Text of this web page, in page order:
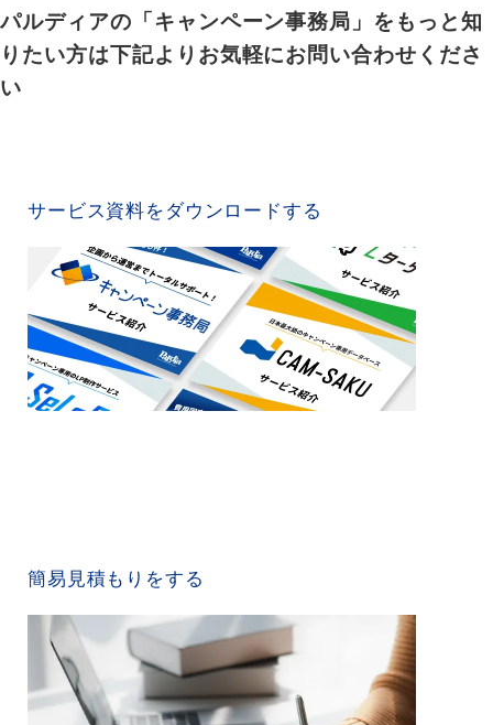
パルディアの「キャンペーン事務局」をもっと知
りたい方は下記よりお気軽にお問い合わせくださ
い
サービス資料をダウンロードする
簡易見積もりをする